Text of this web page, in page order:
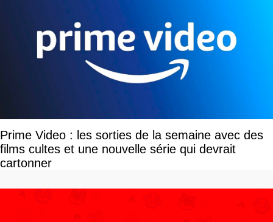
Prime Video : les sorties de la semaine avec des
films cultes et une nouvelle série qui devrait
cartonner